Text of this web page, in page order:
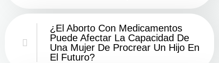
¿El Aborto Con Medicamentos
Puede Afectar La Capacidad De
Una Mujer De Procrear Un Hijo En
El Futuro?